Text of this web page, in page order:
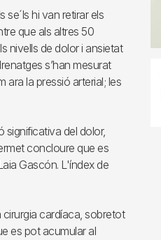
se´ls hi van retirar els
que als altres 50
nivells de dolor i ansietat
s’han mesurat
ara la pressió arterial; les
significativa del dolor,
concloure que es
Gascón. L'índex de
cirurgia cardíaca, sobretot
es pot acumular al